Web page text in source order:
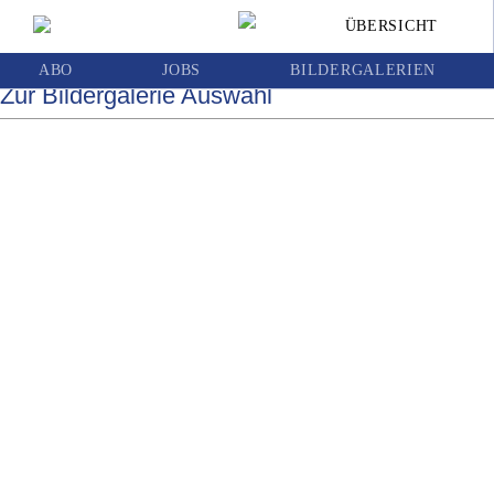
ÜBERSICHT
ABO JOBS BILDERGALERIEN
Turmspringer-Action im Stadionbad
Zur Bildergalerie Auswahl